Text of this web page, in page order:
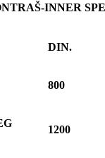
INNER
DIN.
800
1200